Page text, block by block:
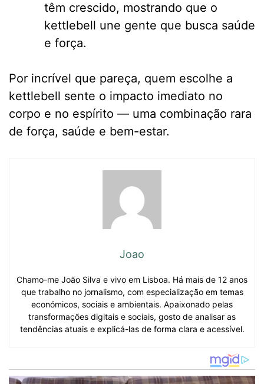
têm crescido, mostrando que o
kettlebell une gente que busca saúde
e força.
Por incrível que pareça, quem escolhe a
kettlebell sente o impacto imediato no
corpo e no espírito — uma combinação rara
de força, saúde e bem-estar.
Joao
Chamo-me João Silva e vivo em Lisboa. Há mais de 12 anos
que trabalho no jornalismo, com especialização em temas
económicos, sociais e ambientais. Apaixonado pelas
transformações digitais e sociais, gosto de analisar as
tendências atuais e explicá-las de forma clara e acessível.